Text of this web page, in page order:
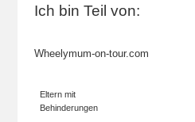
Ich bin Teil von:
Wheelymum-on-tour.com
Eltern mit
Behinderungen